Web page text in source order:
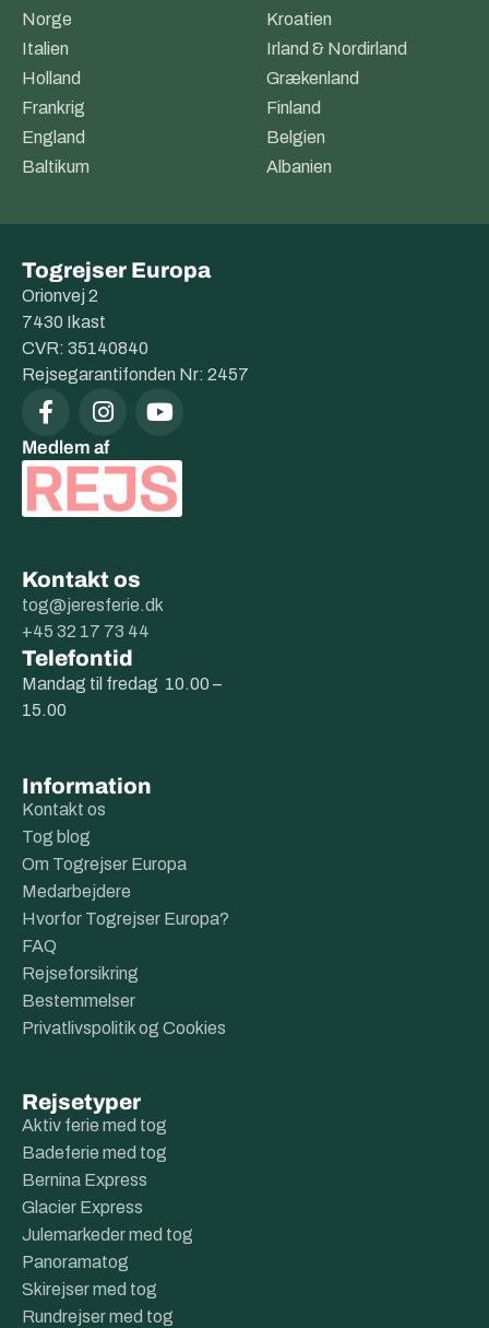
Norge
Kroatien
Italien
Irland & Nordirland
Holland
Grækenland
Frankrig
Finland
England
Belgien
Baltikum
Albanien
Togrejser Europa
Orionvej 2
7430 Ikast
CVR: 35140840
Rejsegarantifonden Nr: 2457
Medlem af
Kontakt os
tog@jeresferie.dk
+45 32 17 73 44
Telefontid
Mandag til fredag 10.00 –
15.00
Information
Kontakt os
Tog blog
Om Togrejser Europa
Medarbejdere
Hvorfor Togrejser Europa?
FAQ
Rejseforsikring
Bestemmelser
Privatlivspolitik og Cookies
Rejsetyper
Aktiv ferie med tog
Badeferie med tog
Bernina Express
Glacier Express
Julemarkeder med tog
Panoramatog
Skirejser med tog
Rundrejser med tog